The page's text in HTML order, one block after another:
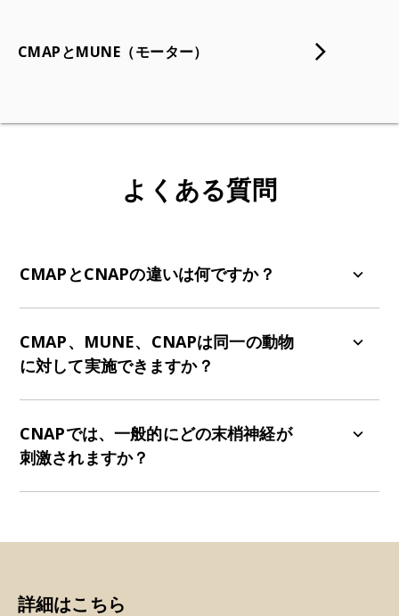
CMAPとMUNE（モーター）
よくある質問
CMAPとCNAPの違いは何ですか？
構成するすべての筋線維の活動を測定します
（「運動神経の記録」）。一方、CNAP（複合神経
の筋線維の活動を測定します（「感覚神経の記
録」）。
CMAP、MUNE、CNAPは同一の動物
に対して実施できますか？
ョンで取得できます。
CNAPでは、一般的にどの末梢神経が
刺激されますか？
詳細はこちら